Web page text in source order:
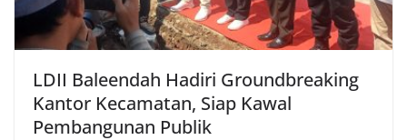
LDII Baleendah Hadiri Groundbreaking
Kantor Kecamatan, Siap Kawal
Pembangunan Publik